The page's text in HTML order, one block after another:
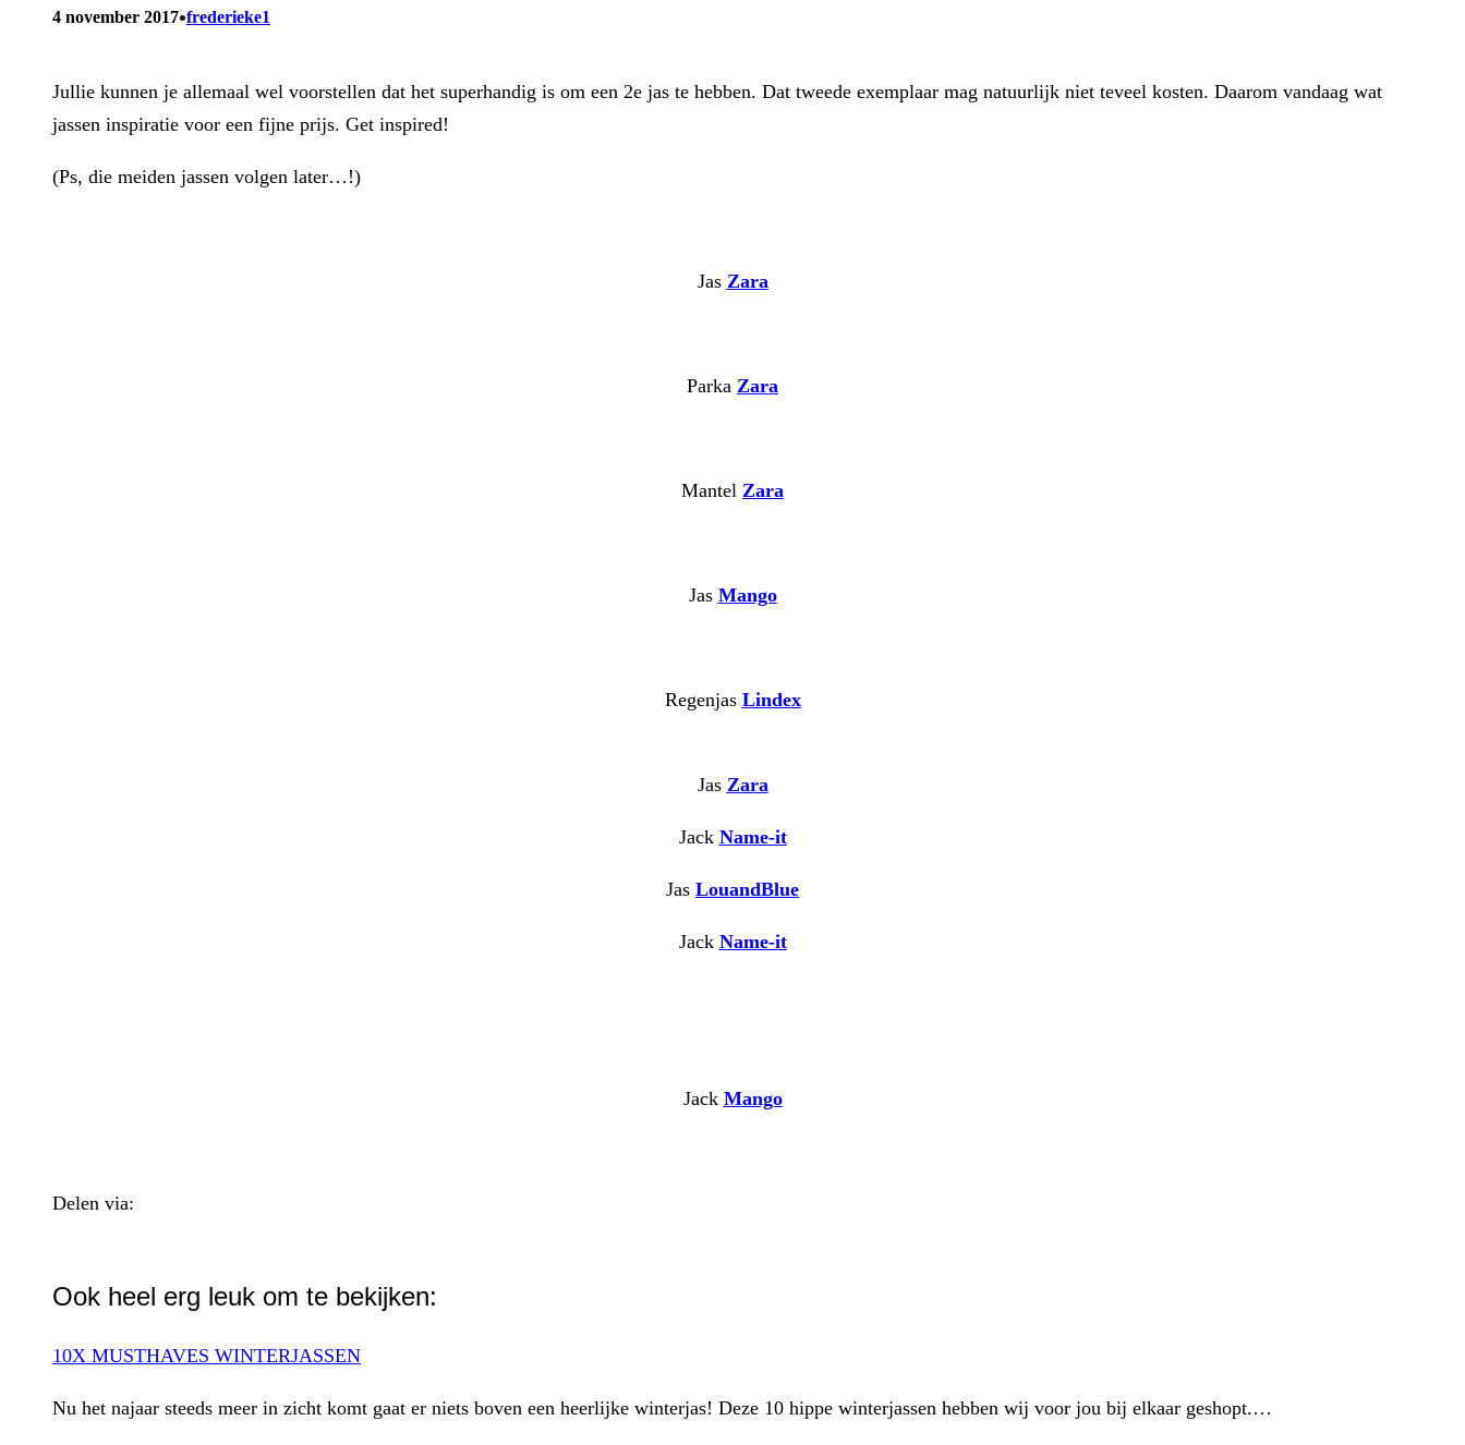
4 november 2017•frederieke1
Jullie kunnen je allemaal wel voorstellen dat het superhandig is om een 2e jas te hebben. Dat tweede exemplaar mag natuurlijk niet teveel kosten. Daarom vandaag wat
jassen inspiratie voor een fijne prijs. Get inspired!
(Ps, die meiden jassen volgen later…!)
Jas Zara
Parka Zara
Mantel Zara
Jas Mango
Regenjas Lindex
Jas Zara
Jack Name-it
Jas LouandBlue
Jack Name-it
Jack Mango
Delen via:
Ook heel erg leuk om te bekijken:
10X MUSTHAVES WINTERJASSEN
Nu het najaar steeds meer in zicht komt gaat er niets boven een heerlijke winterjas! Deze 10 hippe winterjassen hebben wij voor jou bij elkaar geshopt.…